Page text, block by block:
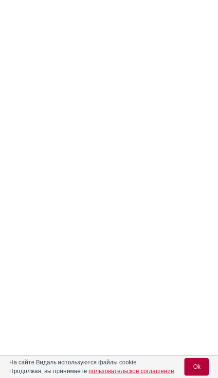
На сайте Видаль используются файлы cookie
Продолжая, вы принимаете пользовательское соглашение.
Ok